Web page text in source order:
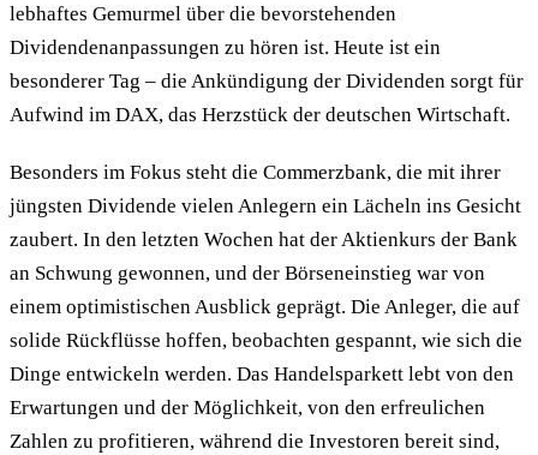
lebhaftes Gemurmel über die bevorstehenden
Dividendenanpassungen zu hören ist. Heute ist ein
besonderer Tag – die Ankündigung der Dividenden sorgt für
Aufwind im DAX, das Herzstück der deutschen Wirtschaft.
Besonders im Fokus steht die Commerzbank, die mit ihrer
jüngsten Dividende vielen Anlegern ein Lächeln ins Gesicht
zaubert. In den letzten Wochen hat der Aktienkurs der Bank
an Schwung gewonnen, und der Börseneinstieg war von
einem optimistischen Ausblick geprägt. Die Anleger, die auf
solide Rückflüsse hoffen, beobachten gespannt, wie sich die
Dinge entwickeln werden. Das Handelsparkett lebt von den
Erwartungen und der Möglichkeit, von den erfreulichen
Zahlen zu profitieren, während die Investoren bereit sind,